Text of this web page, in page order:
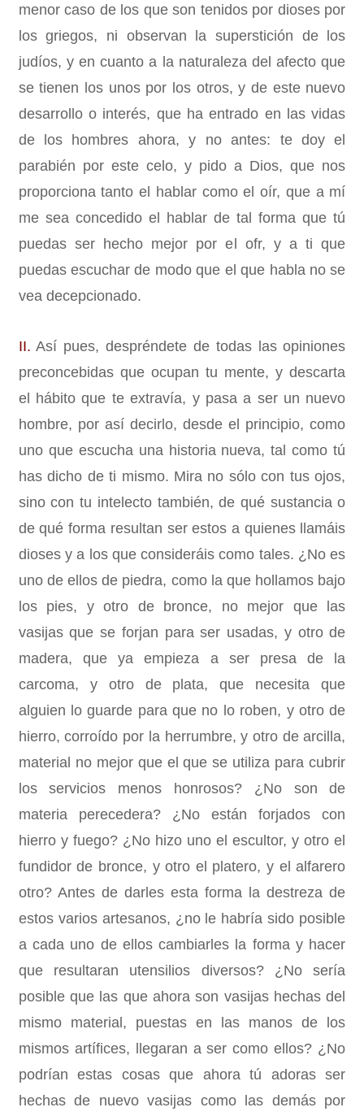
menor caso de los que son tenidos por dioses por
los griegos, ni observan la superstición de los
judíos, y en cuanto a la naturaleza del afecto que
se tienen los unos por los otros, y de este nuevo
desarrollo o interés, que ha entrado en las vidas
de los hombres ahora, y no antes: te doy el
parabién por este celo, y pido a Dios, que nos
proporciona tanto el hablar como el oír, que a mí
me sea concedido el hablar de tal forma que tú
puedas ser hecho mejor por el ofr, y a ti que
puedas escuchar de modo que el que habla no se
vea decepcionado.
II. Así pues, despréndete de todas las opiniones
preconcebidas que ocupan tu mente, y descarta
el hábito que te extravía, y pasa a ser un nuevo
hombre, por así decirlo, desde el principio, como
uno que escucha una historia nueva, tal como tú
has dicho de ti mismo. Mira no sólo con tus ojos,
sino con tu intelecto también, de qué sustancia o
de qué forma resultan ser estos a quienes llamáis
dioses y a los que consideráis como tales. ¿No es
uno de ellos de piedra, como la que hollamos bajo
los pies, y otro de bronce, no mejor que las
vasijas que se forjan para ser usadas, y otro de
madera, que ya empieza a ser presa de la
carcoma, y otro de plata, que necesita que
alguien lo guarde para que no lo roben, y otro de
hierro, corroído por la herrumbre, y otro de arcilla,
material no mejor que el que se utiliza para cubrir
los servicios menos honrosos? ¿No son de
materia perecedera? ¿No están forjados con
hierro y fuego? ¿No hizo uno el escultor, y otro el
fundidor de bronce, y otro el platero, y el alfarero
otro? Antes de darles esta forma la destreza de
estos varios artesanos, ¿no le habría sido posible
a cada uno de ellos cambiarles la forma y hacer
que resultaran utensilios diversos? ¿No sería
posible que las que ahora son vasijas hechas del
mismo material, puestas en las manos de los
mismos artífices, llegaran a ser como ellos? ¿No
podrían estas cosas que ahora tú adoras ser
hechas de nuevo vasijas como las demás por